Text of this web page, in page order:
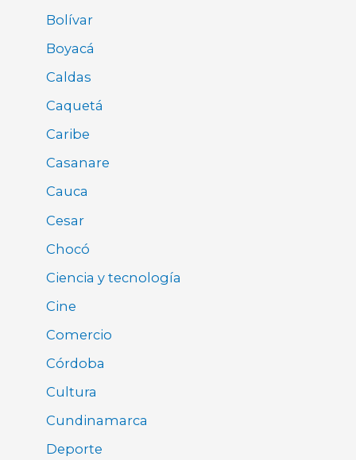
Bolívar
Boyacá
Caldas
Caquetá
Caribe
Casanare
Cauca
Cesar
Chocó
Ciencia y tecnología
Cine
Comercio
Córdoba
Cultura
Cundinamarca
Deporte